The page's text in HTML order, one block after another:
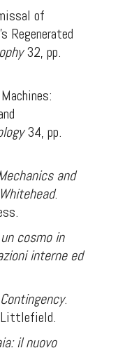
of
Regenerated
32, pp.
34, pp.
and
.
cosmo in
interne ed
.
Littlefield.
il nuovo